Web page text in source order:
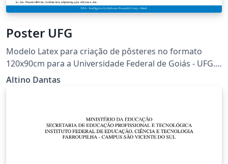
Poster UFG
Modelo Latex para criação de pôsteres no formato
120x90cm para a Universidade Federal de Goiás - UFG.
Este projeto é mantido em
Altino Dantas